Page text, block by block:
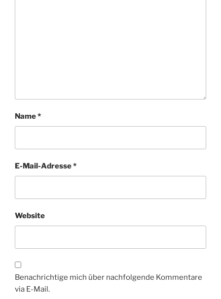
Name*
E-Mail-Adresse*
Website
Benachrichtige mich über nachfolgende Kommentare
via E-Mail.